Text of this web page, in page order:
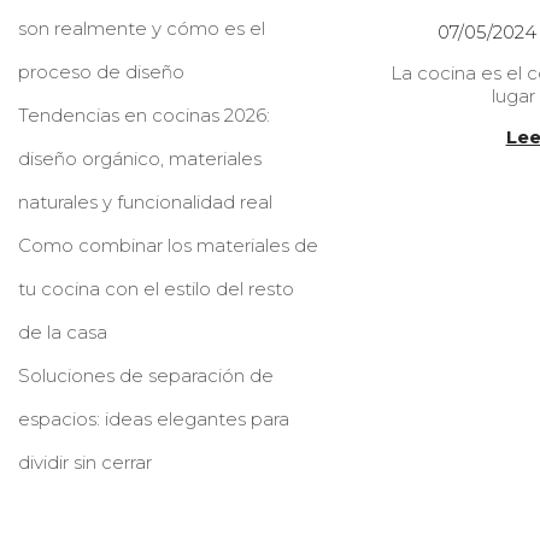
P
b
07/05/2024
La cocina es el
son realmente y cómo es el
proceso de diseño
Tendencias en cocinas 2026:
diseño orgánico, materiales
naturales y funcionalidad real
Como combinar los materiales de
tu cocina con el estilo del resto
de la casa
Soluciones de separación de
espacios: ideas elegantes para
dividir sin cerrar